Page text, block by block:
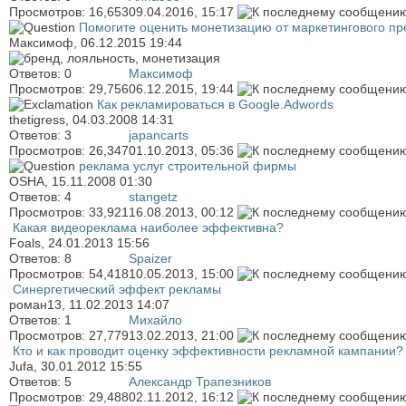
Просмотров: 16,65309.04.2016, 15:17
Помогите оценить монетизацию от маркетингового
Максимоф , 06.12.2015 19:44
Ответов: 0
Просмотров: 29,756
Максимоф
06.12.2015, 19:44
Как рекламироваться в Google.Adwords
thetigress , 04.03.2008 14:31
Ответов: 3
Просмотров: 26,347
japancarts
01.10.2013, 05:36
реклама услуг строительной фирмы
OSHA , 15.11.2008 01:30
Ответов: 4
Просмотров: 33,921
stangetz
16.08.2013, 00:12
Какая видеореклама наиболее эффективна?
Foals , 24.01.2013 15:56
Ответов: 8
Просмотров: 54,418
Spaizer
10.05.2013, 15:00
Синергетический эффект рекламы
роман13 , 11.02.2013 14:07
Ответов: 1
Просмотров: 27,779
Михайло
13.02.2013, 21:00
Кто и как проводит оценку эффективности рекламной кампании?
Jufa , 30.01.2012 15:55
Ответов: 5
Просмотров: 29,488
Александр Трапезников
02.11.2012, 16:12